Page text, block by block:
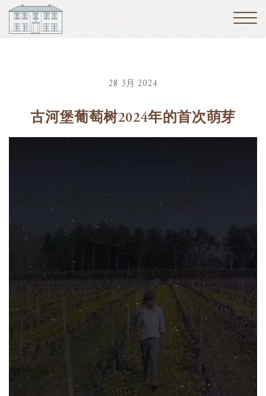
28 3月 2024
古河堡葡萄树2024年的首次萌芽